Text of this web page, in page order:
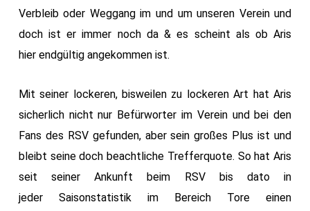
Verbleib oder Weggang im und um unseren Verein und
doch ist er immer noch da & es scheint als ob Aris
hier endgültig angekommen ist.
Mit seiner lockeren, bisweilen zu lockeren Art hat Aris
sicherlich nicht nur Befürworter im Verein und bei den
Fans des RSV gefunden, aber sein großes Plus ist und
bleibt seine doch beachtliche Trefferquote. So hat Aris
seit seiner Ankunft beim RSV bis dato in
jeder Saisonstatistik im Bereich Tore einen